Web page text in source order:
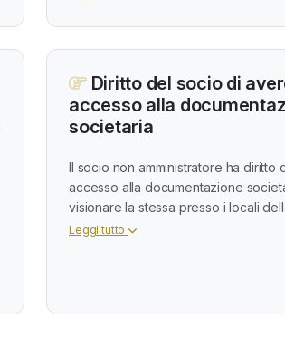
Diritto del socio di
accesso alla
societaria
Il socio non amministratore ha diritto
accesso alla documentazione
visionare la stessa presso i locali
Leggi tutto